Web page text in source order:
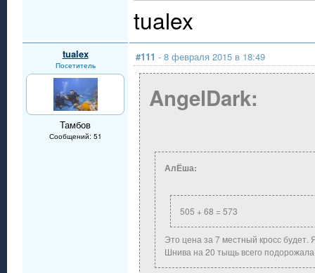
tualex
tualex
Посетитель
Тамбов
Сообщений: 51
#111 - 8 февраля 2015 в 18:49
AngelDark:
АлЁша:
505 + 68 = 573
Это цена за 7 местный кросс будет.
Шнива на 20 тыщь всего